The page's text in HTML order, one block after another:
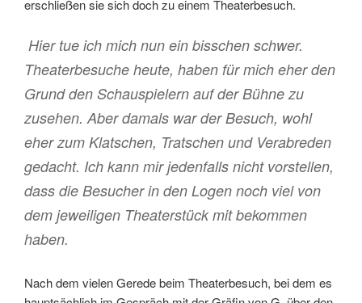
erschließen sie sich doch zu einem Theaterbesuch.
Hier tue ich mich nun ein bisschen schwer.
Theaterbesuche heute, haben für mich eher den
Grund den Schauspielern auf der Bühne zu
zusehen. Aber damals war der Besuch, wohl
eher zum Klatschen, Tratschen und Verabreden
gedacht. Ich kann mir jedenfalls nicht vorstellen,
dass die Besucher in den Logen noch viel von
dem jeweiligen Theaterstück mit bekommen
haben.
Nach dem vielen Gerede beim Theaterbesuch, bei dem es